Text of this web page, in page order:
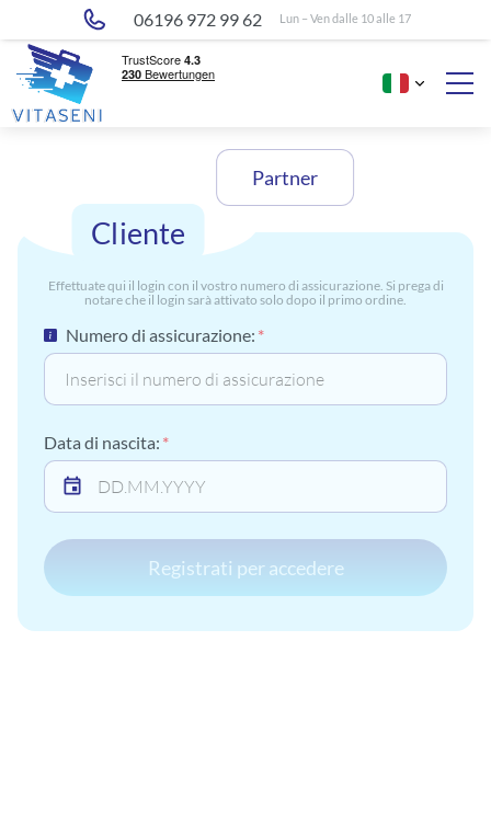
06196 972 99 62 Lun – Ven dalle 10 alle 17
Cliente
Partner
Effettuate qui il login con il vostro numero di assicurazione. Si prega di
notare che il login sarà attivato solo dopo il primo ordine.
Numero di assicurazione:
Data di nascita:
Registrati per accedere